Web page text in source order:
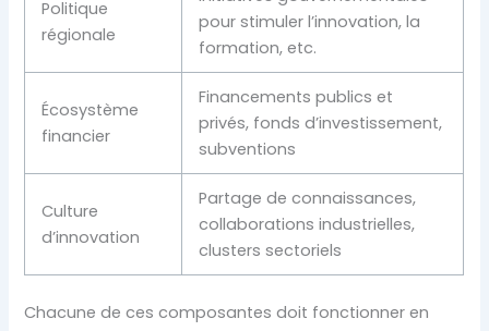
Politique
régionale
pour stimuler l’innovation, la
formation, etc.
Écosystème
financier
Financements publics et
privés, fonds d’investissement,
subventions
Culture
d’innovation
Partage de connaissances,
collaborations industrielles,
clusters sectoriels
Chacune de ces composantes doit fonctionner en